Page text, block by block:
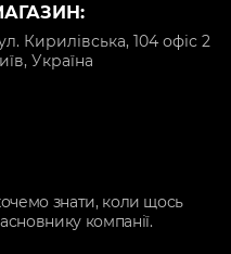
Кирилівська, 104 офіс 2
Україна
знати, коли щось
компанії.